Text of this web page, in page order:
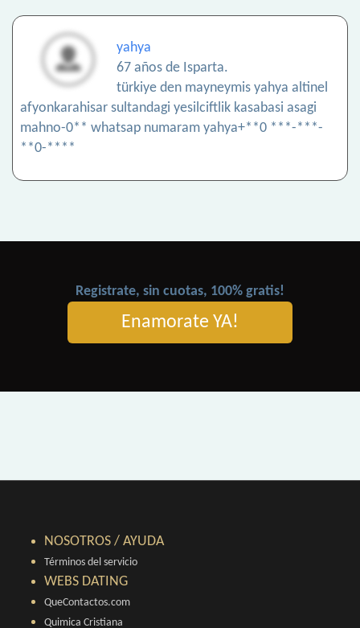
yahya
67 años de Isparta.
türkiye den mayneymis yahya altinel
afyonkarahisar sultandagi yesilciftlik kasabasi asagi
mahno-0** whatsap numaram yahya+**0 ***-***-
**0-****
Registrate, sin cuotas, 100% gratis!
Enamorate YA!
NOSOTROS / AYUDA
Términos del servicio
WEBS DATING
QueContactos.com
Quimica Cristiana